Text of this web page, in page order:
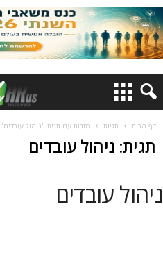
דף הבית תגיות כתבות עם תגית "ניהול עובדים"
תגית: ניהול עובדים
ניהול עובדים